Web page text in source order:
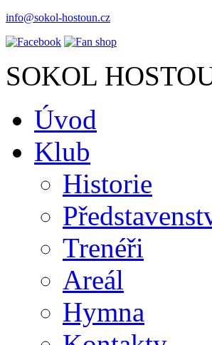
info@sokol-hostoun.cz
SOKOL
Úvod
Klub
Historie
Trenéři
Areál
Hymna